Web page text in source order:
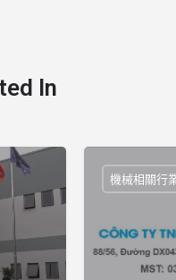
In
機械相關行